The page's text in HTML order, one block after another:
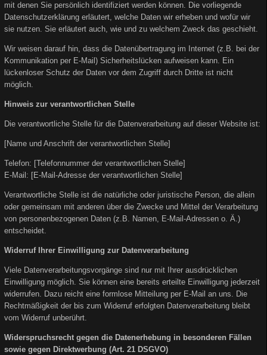
mit denen Sie persönlich identifiziert werden können. Die vorliegende
Datenschutzerklärung erläutert, welche Daten wir erheben und wofür wir
sie nutzen. Sie erläutert auch, wie und zu welchem Zweck das geschieht.
Wir weisen darauf hin, dass die Datenübertragung im Internet (z.B. bei der
Kommunikation per E-Mail) Sicherheitslücken aufweisen kann. Ein
lückenloser Schutz der Daten vor dem Zugriff durch Dritte ist nicht
möglich.
Hinweis zur verantwortlichen Stelle
Die verantwortliche Stelle für die Datenverarbeitung auf dieser Website ist:
[Name und Anschrift der verantwortlichen Stelle]
Telefon: [Telefonnummer der verantwortlichen Stelle]
E-Mail: [E-Mail-Adresse der verantwortlichen Stelle]
Verantwortliche Stelle ist die natürliche oder juristische Person, die allein
oder gemeinsam mit anderen über die Zwecke und Mittel der Verarbeitung
von personenbezogenen Daten (z.B. Namen, E-Mail-Adressen o. Ä.)
entscheidet.
Widerruf Ihrer Einwilligung zur Datenverarbeitung
Viele Datenverarbeitungsvorgänge sind nur mit Ihrer ausdrücklichen
Einwilligung möglich. Sie können eine bereits erteilte Einwilligung jederzeit
widerrufen. Dazu reicht eine formlose Mitteilung per E-Mail an uns. Die
Rechtmäßigkeit der bis zum Widerruf erfolgten Datenverarbeitung bleibt
vom Widerruf unberührt.
Widerspruchsrecht gegen die Datenerhebung in besonderen Fällen
sowie gegen Direktwerbung (Art. 21 DSGVO)